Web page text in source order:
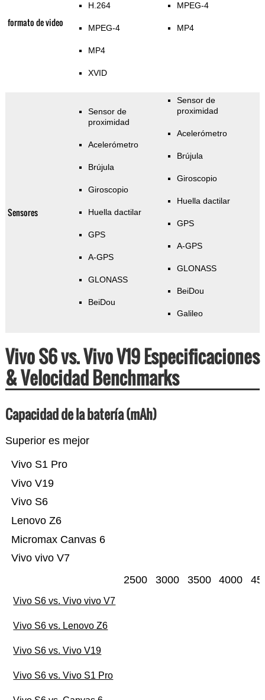
formato de video
H.264
MPEG-4
MP4
XVID
MPEG-4
MP4
Sensores
Sensor de
proximidad
Acelerómetro
Brújula
Giroscopio
Huella dactilar
GPS
A-GPS
GLONASS
BeiDou
Sensor de
proximidad
Acelerómetro
Brújula
Giroscopio
Huella dactilar
GPS
A-GPS
GLONASS
BeiDou
Galileo
Vivo S6 vs. Vivo V19 Especificaciones
& Velocidad Benchmarks
Capacidad de la batería (mAh)
Superior es mejor
Vivo vivo V7
Micromax Canvas 6
Lenovo Z6
Vivo S6
Vivo V19
Vivo S1 Pro
2500 3000 3500 4000
Vivo S6 vs. Vivo vivo V7
Vivo S6 vs. Lenovo Z6
Vivo S6 vs. Vivo V19
Vivo S6 vs. Vivo S1 Pro